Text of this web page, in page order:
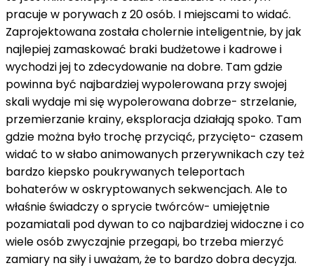
pracuje w porywach z 20 osób. I miejscami to widać.
Zaprojektowana została cholernie inteligentnie, by jak
najlepiej zamaskować braki budżetowe i kadrowe i
wychodzi jej to zdecydowanie na dobre. Tam gdzie
powinna być najbardziej wypolerowana przy swojej
skali wydaje mi się wypolerowana dobrze- strzelanie,
przemierzanie krainy, eksploracja działają spoko. Tam
gdzie można było trochę przyciąć, przycięto- czasem
widać to w słabo animowanych przerywnikach czy też
bardzo kiepsko poukrywanych teleportach
bohaterów w oskryptowanych sekwencjach. Ale to
właśnie świadczy o sprycie twórców- umiejętnie
pozamiatali pod dywan to co najbardziej widoczne i co
wiele osób zwyczajnie przegapi, bo trzeba mierzyć
zamiary na siły i uważam, że to bardzo dobra decyzja.